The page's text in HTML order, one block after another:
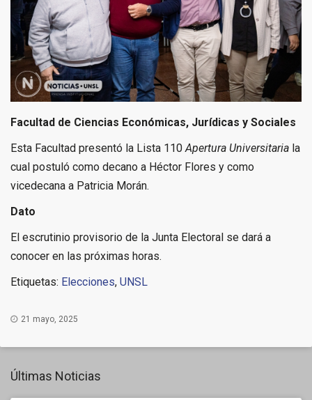
Facultad de Ciencias Económicas, Jurídicas y Sociales
Esta Facultad presentó la Lista 110Apertura Universitaria la
cual postuló como decano a Héctor Flores y como
vicedecana a Patricia Morán.
Dato
El escrutinio provisorio de la Junta Electoral se dará a
conocer en las próximas horas.
Etiquetas: Elecciones, UNSL
21 mayo, 2025
Últimas Noticias